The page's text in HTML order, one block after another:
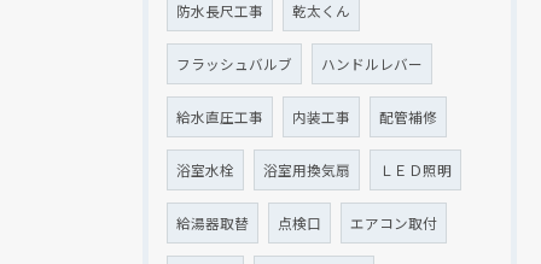
防水長尺工事 乾太くん
フラッシュバルブ ハンドルレバー
給水直圧工事 内装工事 配管補修
浴室水栓 浴室用換気扇 ＬＥＤ照明
給湯器取替 点検口 エアコン取付